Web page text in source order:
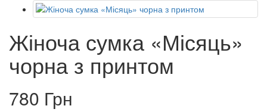
Жіноча сумка «Місяць»
чорна з принтом
780 Грн